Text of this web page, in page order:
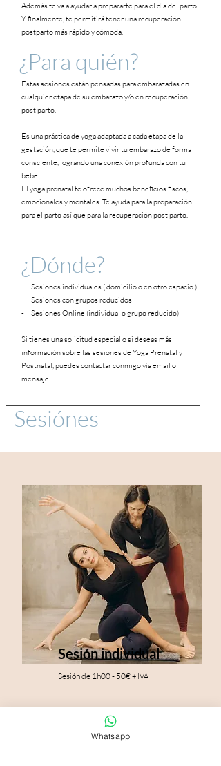
Además te va a ayudar a prepararte para el día del parto.
Y finalmente, te permitirá tener una recuperación
postparto más rápido y cómoda.
¿Para quién?
Estas sesiones están pensadas para embarazadas en
cualquier etapa de su embarazo y/o en recuperación
post parto.
Es una práctica de yoga adaptada a cada etapa de la
gestación, que te permite vivir tu embarazo de forma
consciente, logrando una conexión profunda con tu
bebe.
El yoga prenatal te ofrece muchos beneficios fiscos,
emocionales y mentales. Te ayuda para la preparación
para el parto así que para la recuperación post parto.
¿Dónde?
- Sesiones individuales ( domicilio o en otro espacio )
- Sesiones con grupos reducidos
- Sesiones Online (individual o grupo reducido)
Si tienes una solicitud especial o si deseas más
información sobre las sesiones de Yoga Prenatal y
Postnatal, puedes contactar conmigo vía email o
mensaje
Sesiónes
Sesión individual
Sesiónde 1h00 - 50€+ IVA
Whatsapp